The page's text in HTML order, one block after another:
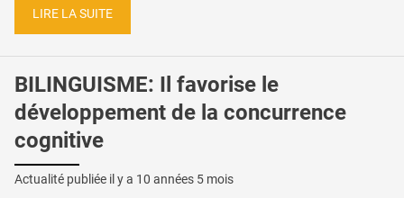
LIRE LA SUITE
BILINGUISME: Il favorise le
développement de la concurrence
cognitive
Actualité publiée il y a 10 années 5 mois